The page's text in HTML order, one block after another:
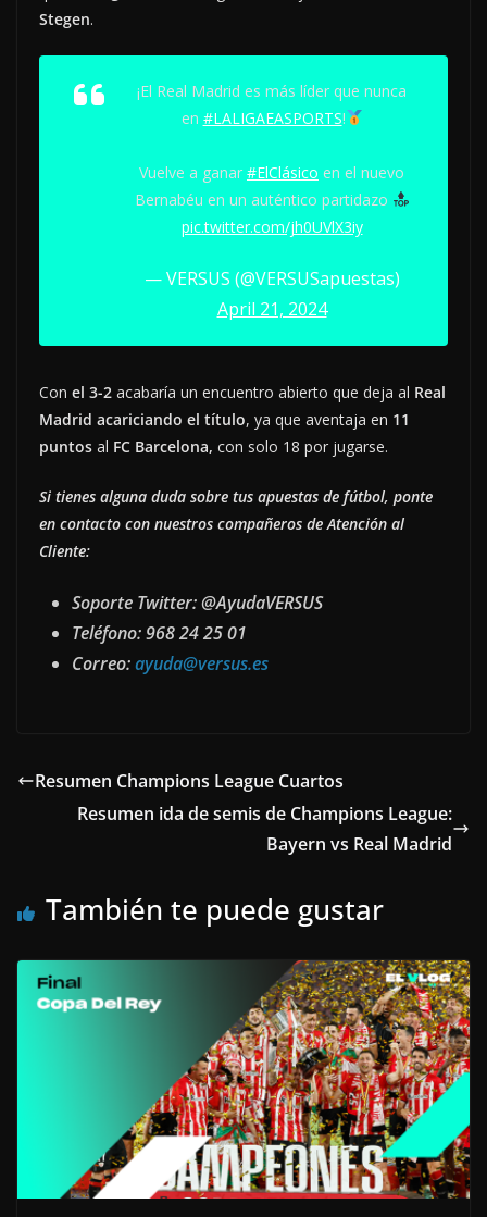
Stegen.
¡El Real Madrid es más líder que nunca
en #LALIGAEASPORTS!
Vuelve a ganar #ElClásico en el nuevo
Bernabéu en un auténtico partidazo
pic.twitter.com/jh0UVlX3iy
— VERSUS (@VERSUSapuestas)
April 21, 2024
Con el 3-2 acabaría un encuentro abierto que deja al Real
Madrid acariciando el título, ya que aventaja en 11
puntos al FC Barcelona, con solo 18 por jugarse.
Si tienes alguna duda sobre tus apuestas de fútbol, ponte
en contacto con nuestros compañeros de Atención al
Cliente:
Soporte Twitter: @AyudaVERSUS
Teléfono: 968 24 25 01
Correo:ayuda@versus.es
Resumen Champions League Cuartos
Resumen ida de semis de Champions League:
Bayern vs Real Madrid
También te puede gustar